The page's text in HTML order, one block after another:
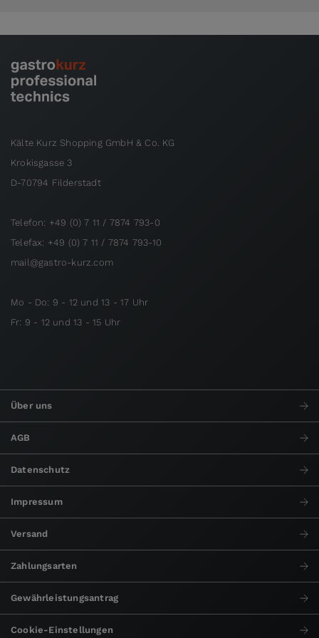
Kälte Kurz Shopping GmbH & Co. KG
Krokisgasse 3
D-70794 Filderstadt
Telefon: +49 (0) 7 11 / 7874 793-0
Telefax: +49 (0) 7 11 / 7874 793-10
mail@gastro-kurz.com
Mo - Do: 9 - 12 und 13 - 17 Uhr
Fr: 9 - 12 und 13 - 15 Uhr
Über uns
AGB
Datenschutz
Impressum
Versand
Zahlungsarten
Gewährleistungsantrag
Cookie-Einstellungen